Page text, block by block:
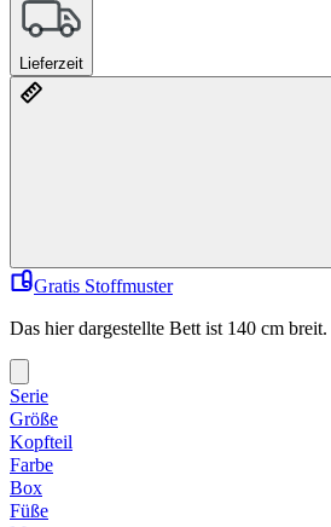
Lieferzeit
Gratis Stoffmuster
Das hier dargestellte Bett ist 140 cm breit.
Serie
Größe
Kopfteil
Farbe
Box
Füße